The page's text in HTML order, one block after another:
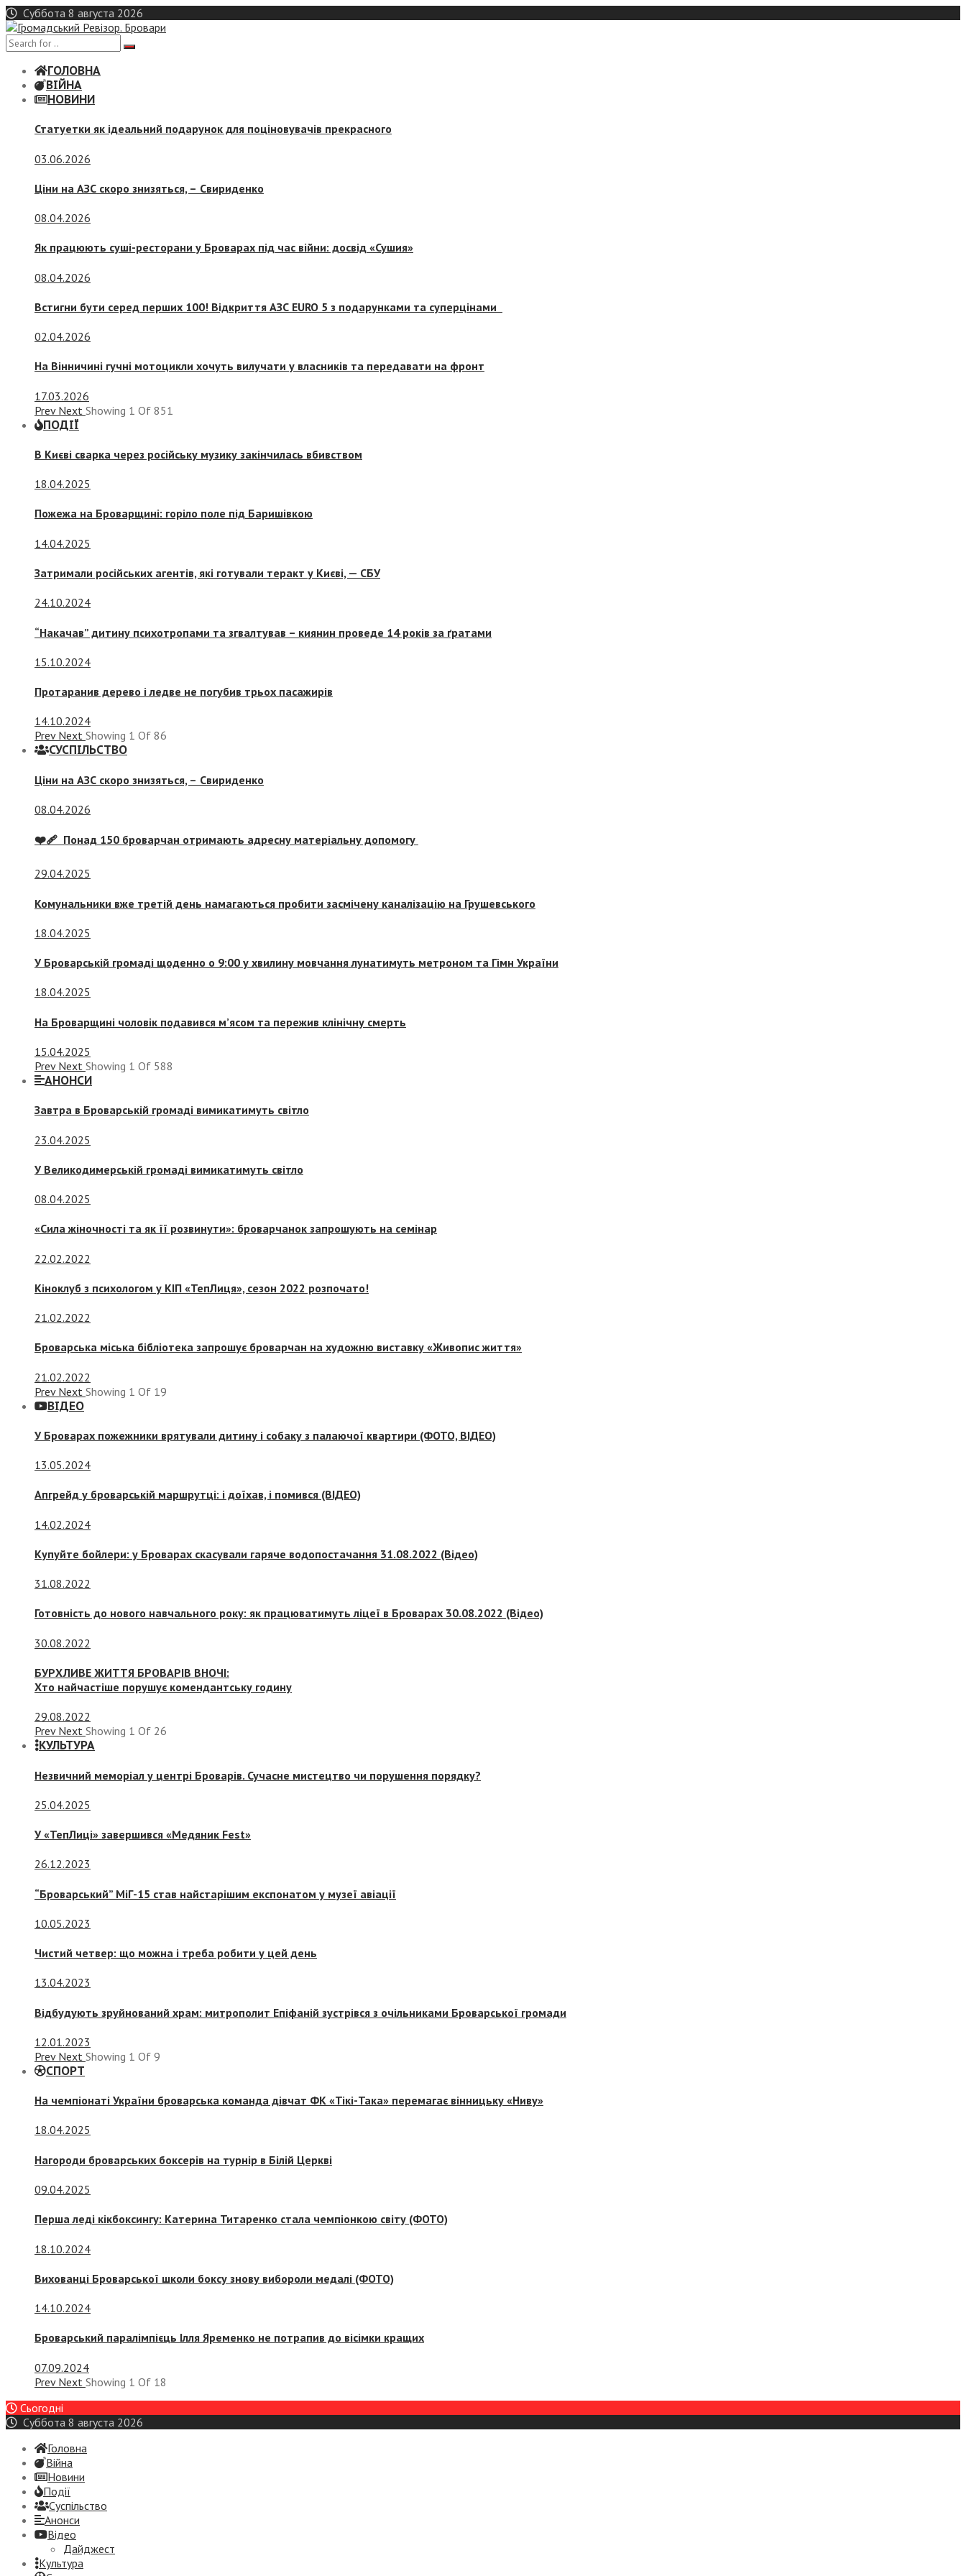
Skip
to
content
Суббота 8 августа 2026
ГОЛОВНА
ВІЙНА
НОВИНИ
Статуетки як ідеальний подарунок для поціновувачів прекрасного
03.06.2026
Ціни на АЗС скоро знизяться, – Свириденко
08.04.2026
Як працюють суші-ресторани у Броварах під час війни: досвід «Сушия»
08.04.2026
Встигни бути серед перших 100! Відкриття АЗС EURO 5 з подарунками та суперцінами
02.04.2026
На Вінничині гучні мотоцикли хочуть вилучати у власників та передавати на фронт
17.03.2026
Prev Next Showing 1 Of 851
ПОДІЇ
В Києві сварка через російську музику закінчилась вбивством
18.04.2025
Пожежа на Броварщині: горіло поле під Баришівкою
14.04.2025
Затримали російських агентів, які готували теракт у Києві, — СБУ
24.10.2024
“Накачав” дитину психотропами та згвалтував – киянин проведе 14 років за ґратами
15.10.2024
Протаранив дерево і ледве не погубив трьох пасажирів
14.10.2024
Prev Next Showing 1 Of 86
СУСПIЛЬСТВО
Ціни на АЗС скоро знизяться, – Свириденко
08.04.2026
❤️‍🩹 Понад 150 броварчан отримають адресну матеріальну допомогу
29.04.2025
Комунальники вже третій день намагаються пробити засмічену каналізацію на Грушевського
18.04.2025
У Броварській громаді щоденно о 9:00 у хвилину мовчання лунатимуть метроном та Гімн України
18.04.2025
На Броварщині чоловік подавився м’ясом та пережив клінічну смерть
15.04.2025
Prev Next Showing 1 Of 588
АНОНСИ
Завтра в Броварській громаді вимикатимуть світло
23.04.2025
У Великодимерській громаді вимикатимуть світло
08.04.2025
«Сила жіночності та як її розвинути»: броварчанок запрошують на семінар
22.02.2022
Кіноклуб з психологом у КІП «ТепЛиця», сезон 2022 розпочато!
21.02.2022
Броварська міська бібліотека запрошує броварчан на художню виставку «Живопис життя»
21.02.2022
Prev Next Showing 1 Of 19
ВІДЕО
У Броварах пожежники врятували дитину і собаку з палаючої квартири (ФОТО, ВІДЕО)
13.05.2024
Апгрейд у броварській маршрутці: і доїхав, і помився (ВІДЕО)
14.02.2024
Купуйте бойлери: у Броварах скасували гаряче водопостачання 31.08.2022 (Відео)
31.08.2022
Готовність до нового навчального року: як працюватимуть ліцеї в Броварах 30.08.2022 (Відео)
30.08.2022
БУРХЛИВЕ ЖИТТЯ БРОВАРІВ ВНОЧІ:
Хто найчастіше порушує комендантську годину
29.08.2022
Prev Next Showing 1 Of 26
КУЛЬТУРА
Незвичний меморіал у центрі Броварів. Сучасне мистецтво чи порушення порядку?
25.04.2025
У «ТепЛиці» завершився «Медяник Fest»
26.12.2023
“Броварський” МіГ-15 став найстарішим експонатом у музеї авіації
10.05.2023
Чистий четвер: що можна і треба робити у цей день
13.04.2023
Відбудують зруйнований храм: митрополит Епіфаній зустрівся з очільниками Броварської громади
12.01.2023
Prev Next Showing 1 Of 9
СПОРТ
На чемпіонаті України броварська команда дівчат ФК «Тікі-Така» перемагає вінницьку «Ниву»
18.04.2025
Нагороди броварських боксерів на турнір в Білій Церкві
09.04.2025
Перша леді кікбоксингу: Катерина Титаренко стала чемпіонкою світу (ФОТО)
18.10.2024
Вихованці Броварської школи боксу знову вибороли медалі (ФОТО)
14.10.2024
Броварський паралімпієць Ілля Яременко не потрапив до вісімки кращих
07.09.2024
Prev Next Showing 1 Of 18
Сьогодні
Суббота 8 августа 2026
Головна
Війна
Новини
Події
Суспiльство
Анонси
Відео
Дайджест
Культура